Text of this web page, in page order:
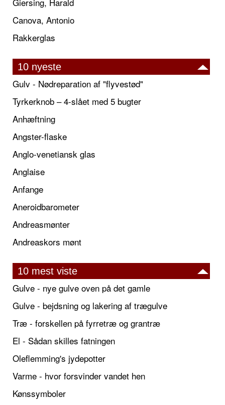
Canova, Antonio
Rakkerglas
10 nyeste
Gulv - Nødreparation af "flyvestød"
Tyrkerknob – 4-slået med 5 bugter
Anhæftning
Angster-flaske
Anglo-venetiansk glas
Anglaise
Anfange
Aneroidbarometer
Andreasmønter
Andreaskors mønt
10 mest viste
Gulve - nye gulve oven på det gamle
Gulve - bejdsning og lakering af trægulve
Træ - forskellen på fyrretræ og grantræ
El - Sådan skilles fatningen
Oleflemming's jydepotter
Varme - hvor forsvinder vandet hen
Kønssymboler